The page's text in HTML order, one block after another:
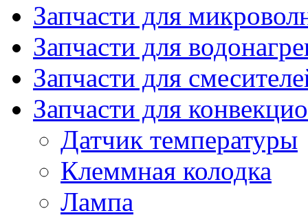
Запчасти для
Запчасти для
Запчасти для
Запчасти для
Датчик температуры
Клеммная колодка
Лампа